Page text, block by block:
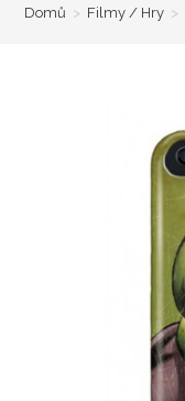
Domů > Filmy / Hry >